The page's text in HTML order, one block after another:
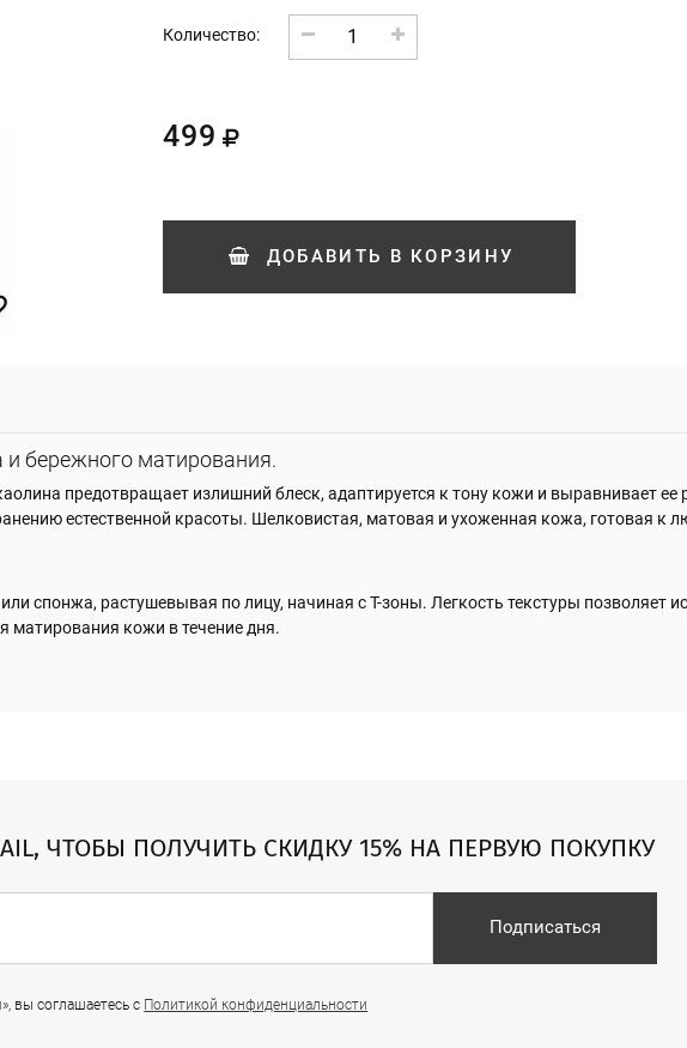
Количество: 1
499
ДОБАВИТЬ В КОРЗИНУ
и бережного матирования.
предотвращает излишний блеск, адаптируется к тону кожи и выравнивает ее
естественной красоты. Шелковистая, матовая и ухоженная кожа, готовая к
спонжа, растушевывая по лицу, начиная с Т-зоны. Легкость текстуры позволяет
матирования кожи в течение дня.
ЧТОБЫ ПОЛУЧИТЬ СКИДКУ 15% НА ПЕРВУЮ ПОКУПКУ
Подписаться
вы соглашаетесь с Политикой конфиденциальности